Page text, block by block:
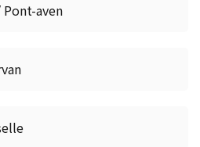
Pont-aven